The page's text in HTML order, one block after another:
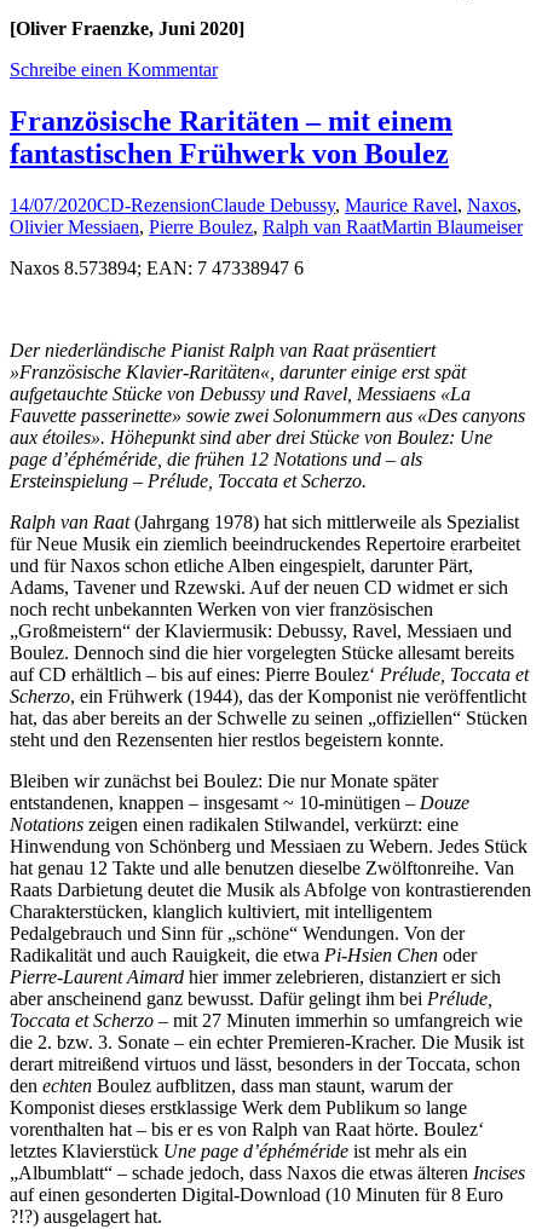
[Oliver Fraenzke, Juni 2020]
Schreibe einen Kommentar
Französische Raritäten – mit einem
fantastischen Frühwerk von Boulez
14/07/2020CD-RezensionClaude Debussy, Maurice Ravel, Naxos,
Olivier Messiaen, Pierre Boulez, Ralph van RaatMartin Blaumeiser
Naxos 8.573894; EAN: 7 47338947 6
Der niederländische Pianist Ralph van Raat präsentiert
»Französische Klavier-Raritäten«, darunter einige erst spät
aufgetauchte Stücke von Debussy und Ravel, Messiaens «La
Fauvette passerinette» sowie zwei Solonummern aus «Des canyons
aux étoiles». Höhepunkt sind aber drei Stücke von Boulez: Une
page d’éphéméride, die frühen 12 Notations und – als
Ersteinspielung – Prélude, Toccata et Scherzo.
Ralph van Raat(Jahrgang 1978) hat sich mittlerweile als Spezialist
für Neue Musik ein ziemlich beeindruckendes Repertoire erarbeitet
und für Naxos schon etliche Alben eingespielt, darunter Pärt,
Adams, Tavener und Rzewski. Auf der neuen CD widmet er sich
noch recht unbekannten Werken von vier französischen
„Großmeistern“ der Klaviermusik: Debussy, Ravel, Messiaen und
Boulez. Dennoch sind die hier vorgelegten Stücke allesamt bereits
auf CD erhältlich – bis auf eines: Pierre Boulez‘ Prélude, Toccata et
Scherzo, ein Frühwerk (1944), das der Komponist nie veröffentlicht
hat, das aber bereits an der Schwelle zu seinen „offiziellen“ Stücken
steht und den Rezensenten hier restlos begeistern konnte.
Bleiben wir zunächst bei Boulez: Die nur Monate später
entstandenen, knappen – insgesamt ~ 10-minütigen – Douze
Notations zeigen einen radikalen Stilwandel, verkürzt: eine
Hinwendung von Schönberg und Messiaen zu Webern. Jedes Stück
hat genau 12 Takte und alle benutzen dieselbe Zwölftonreihe. Van
Raats Darbietung deutet die Musik als Abfolge von kontrastierenden
Charakterstücken, klanglich kultiviert, mit intelligentem
Pedalgebrauch und Sinn für „schöne“ Wendungen. Von der
Radikalität und auch Rauigkeit, die etwa Pi-Hsien Chen oder
Pierre-Laurent Aimard hier immer zelebrieren, distanziert er sich
aber anscheinend ganz bewusst. Dafür gelingt ihm bei Prélude,
Toccata et Scherzo – mit 27 Minuten immerhin so umfangreich wie
die 2. bzw. 3. Sonate – ein echter Premieren-Kracher. Die Musik ist
derart mitreißend virtuos und lässt, besonders in der Toccata, schon
den echten Boulez aufblitzen, dass man staunt, warum der
Komponist dieses erstklassige Werk dem Publikum so lange
vorenthalten hat – bis er es von Ralph van Raat hörte. Boulez‘
letztes Klavierstück Une page d’éphéméride ist mehr als ein
„Albumblatt“ – schade jedoch, dass Naxos die etwas älteren Incises
auf einen gesonderten Digital-Download (10 Minuten für 8 Euro
?!?) ausgelagert hat.